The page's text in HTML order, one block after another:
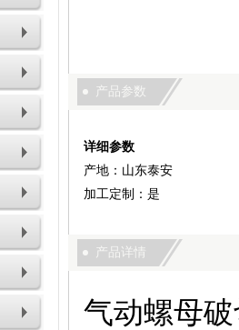
产品参数
详细参数
产地：山东泰安
加工定制：是
产品详情
气动螺母